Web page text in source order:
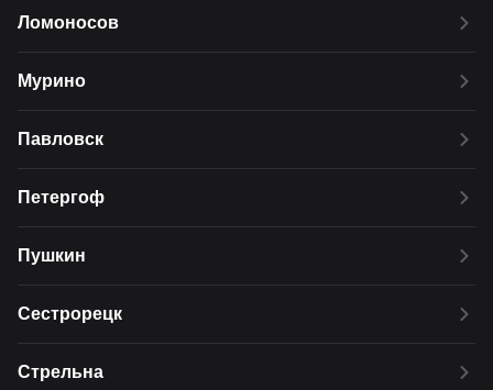
Ломоносов
Мурино
Павловск
Петергоф
Пушкин
Сестрорецк
Стрельна